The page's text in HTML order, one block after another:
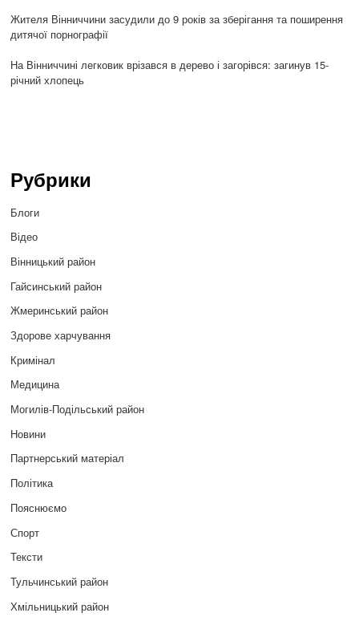
Жителя Вінниччини засудили до 9 років за зберігання та поширення
дитячої порнографії
На Вінниччині легковик врізався в дерево і загорівся: загинув 15-
річний хлопець
Рубрики
Блоги
Відео
Вінницький район
Гайсинський район
Жмеринський район
Здорове харчування
Кримінал
Медицина
Могилів-Подільський район
Новини
Партнерський матеріал
Політика
Пояснюємо
Спорт
Тексти
Тульчинський район
Хмільницький район